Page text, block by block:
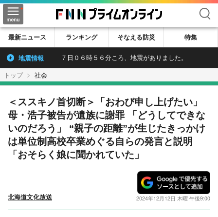
検索
最新ニュース ランキング そなえる防災 特集
地震情報 ７日０６時５６分ころ、地震がありました。
トップ 社会
＜ススキノ首切断＞「おわび申し上げたい」
母・浩子被告が遺族に謝罪 「どうしてできな
いのだろう」 “親子の距離”が生じたきっかけ
は単位制高校卒業めぐる自らの発言と説明
「おそらく娘に聞かれていた」
北海道文化放送 2024年12月12日 木曜 午後9:00